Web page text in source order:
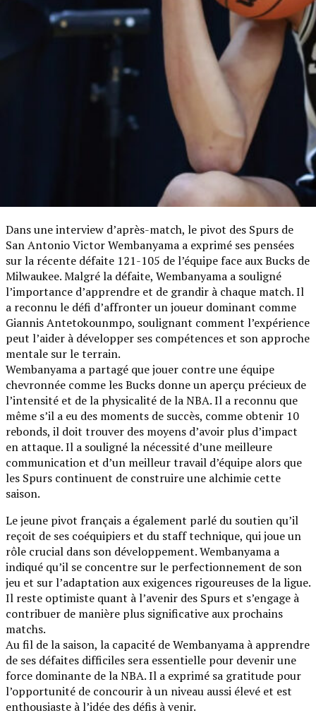
Dans une interview d’après-match, le pivot des Spurs de
San Antonio Victor Wembanyama a exprimé ses pensées
sur la récente défaite 121-105 de l’équipe face aux Bucks de
Milwaukee. Malgré la défaite, Wembanyama a souligné
l’importance d’apprendre et de grandir à chaque match. Il
a reconnu le défi d’affronter un joueur dominant comme
Giannis Antetokounmpo, soulignant comment l’expérience
peut l’aider à développer ses compétences et son approche
mentale sur le terrain.
Wembanyama a partagé que jouer contre une équipe
chevronnée comme les Bucks donne un aperçu précieux de
l’intensité et de la physicalité de la NBA. Il a reconnu que
même s’il a eu des moments de succès, comme obtenir 10
rebonds, il doit trouver des moyens d’avoir plus d’impact
en attaque. Il a souligné la nécessité d’une meilleure
communication et d’un meilleur travail d’équipe alors que
les Spurs continuent de construire une alchimie cette
saison.
Le jeune pivot français a également parlé du soutien qu’il
reçoit de ses coéquipiers et du staff technique, qui joue un
rôle crucial dans son développement. Wembanyama a
indiqué qu’il se concentre sur le perfectionnement de son
jeu et sur l’adaptation aux exigences rigoureuses de la ligue.
Il reste optimiste quant à l’avenir des Spurs et s’engage à
contribuer de manière plus significative aux prochains
matchs.
Au fil de la saison, la capacité de Wembanyama à apprendre
de ses défaites difficiles sera essentielle pour devenir une
force dominante de la NBA. Il a exprimé sa gratitude pour
l’opportunité de concourir à un niveau aussi élevé et est
enthousiaste à l’idée des défis à venir.